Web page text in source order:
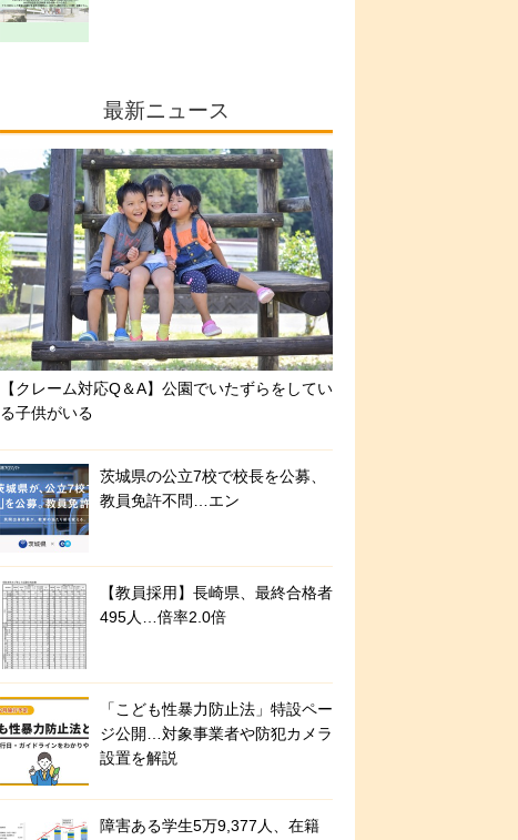
最新ニュース
【クレーム対応Q＆A】公園でいたずらをしてい
る子供がいる
茨城県の公立7校で校長を公募、
教員免許不問…エン
【教員採用】長崎県、最終合格者
495人…倍率2.0倍
「こども性暴力防止法」特設ペー
ジ公開…対象事業者や防犯カメラ
設置を解説
障害ある学生5万9,377人、在籍